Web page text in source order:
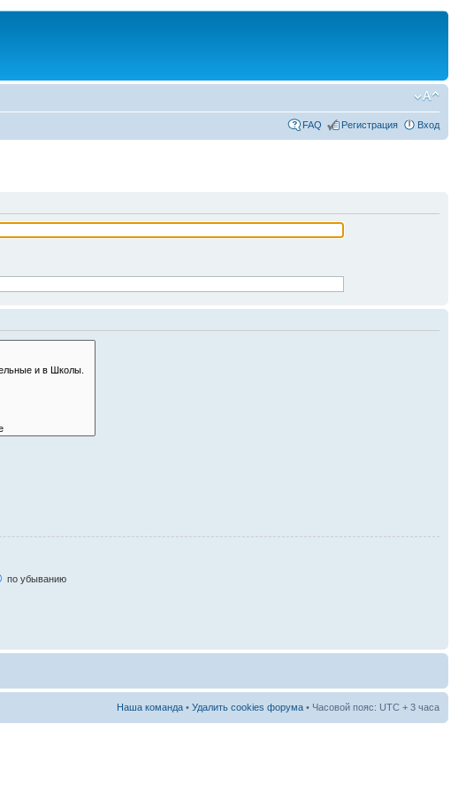
FAQ Регистрация Вход
по убыванию
Наша команда • Удалить cookies форума • Часовой пояс: UTC + 3 часа